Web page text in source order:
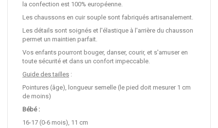
la confection est 100% européenne.
Les chaussons en cuir souple sont fabriqués artisanalement.
Les détails sont soignés et l'élastique à l'arrière du chausson
permet un maintien parfait.
Vos enfants pourront bouger, danser, courir, et s'amuser en
toute sécurité et dans un confort impeccable.
Guide des tailles :
Pointures (âge), longueur semelle (le pied doit mesurer 1 cm
de moins)
Bébé :
16-17 (0-6 mois), 11 cm